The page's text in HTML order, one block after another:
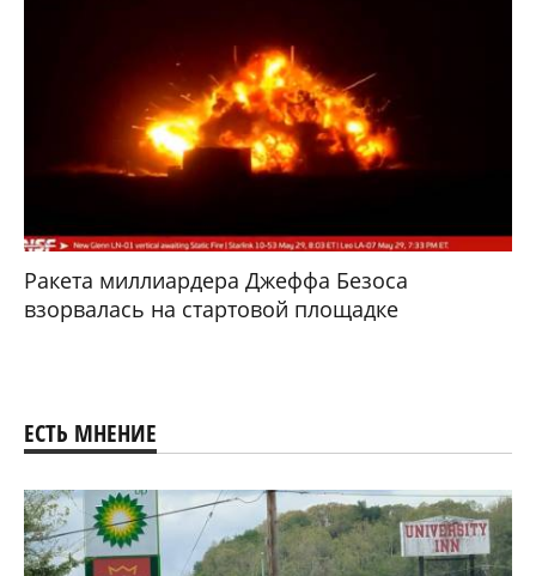
Ракета миллиардера Джеффа Безоса
взорвалась на стартовой площадке
ЕСТЬ МНЕНИЕ